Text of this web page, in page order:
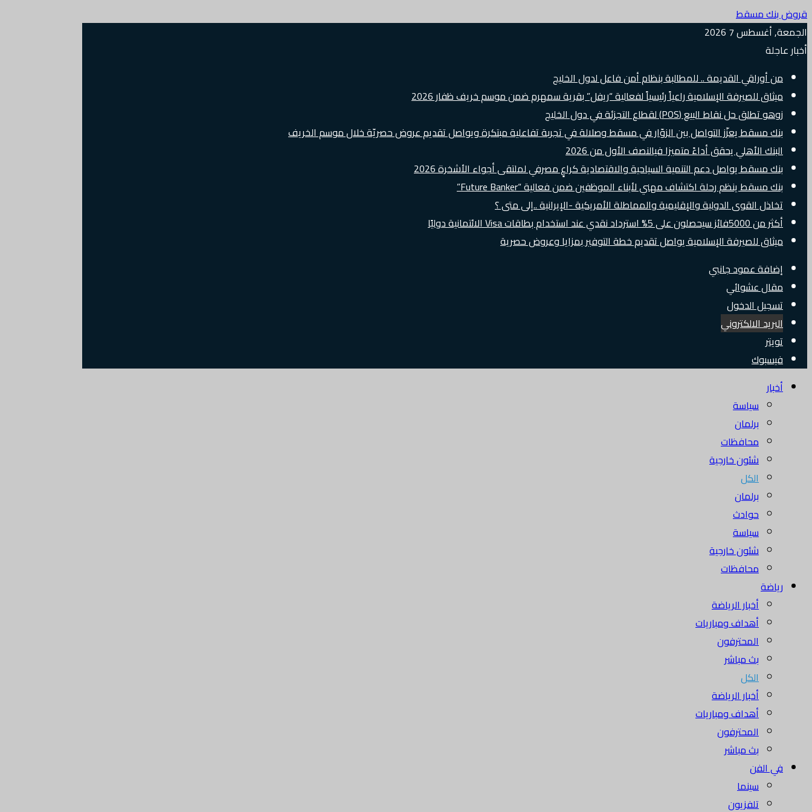
قروض بنك مسقط
الجمعة, أغسطس 7 2026
أخبار عاجلة
من أوراقي القديمة .. للمطالبة بنظام أمن فاعل لدول الخليج
ميثاق للصيرفة الإسلامية راعياً رئيسياً لفعالية “ريفل” بقرية سمهرم ضمن موسم خريف ظفار 2026
زوهو تطلق حل نقاط البيع (POS) لقطاع التجزئة في دول الخليج
بنك مسقط يعزّز التواصل بين الزوّار في مسقط وصلالة في تجربة تفاعلية مبتكرة ويواصل تقديم عروض حصريّة خلال موسم الخريف
البنك الأهلي يحقق أداءً متميزا فيالنصف الأول من 2026
بنك مسقط يواصل دعم التنمية السياحية والاقتصادية كراعٍ مصرفي لملتقى أجواء الأشخرة 2026
بنك مسقط ينظم رحلة اكتشاف مهني لأبناء الموظفين ضمن فعالية “Future Banker”
تخاذل القوى الدولية والإقليمية والمماطلة الأمريكية -الإيرانية ..إلى متى ؟
أكثر من 5000فائز سيحصلون على 5% استرداد نقدي عند استخدام بطاقات Visa الائتمانية دوليًا
ميثاق للصيرفة الإسلامية يواصل تقديم خطة التوفير بمزايا وعروض حصرية
إضافة عمود جانبي
مقال عشوائي
تسجيل الدخول
البريد الالكتروني
تويتر
فيسبوك
أخبار
سياسة
برلمان
محافظات
شئون خارجية
الكل
برلمان
حوادث
سياسة
شئون خارجية
محافظات
رياضة
أخبار الرياضة
أهداف ومباريات
المحترفون
بث مباشر
الكل
أخبار الرياضة
أهداف ومباريات
المحترفون
بث مباشر
في الفن
سينما
تلفزيون